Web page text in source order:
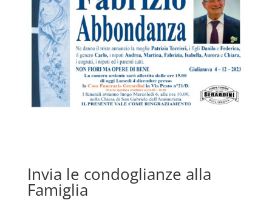
Invia le condoglianze alla
Famiglia